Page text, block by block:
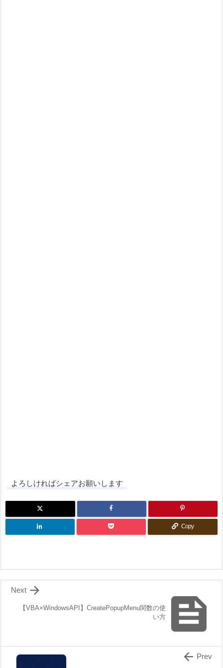
よろしければシェアお願いします
Copy

【VBA×WindowsAPI】CreatePopupMenu関数の使
い方

Next
 Prev